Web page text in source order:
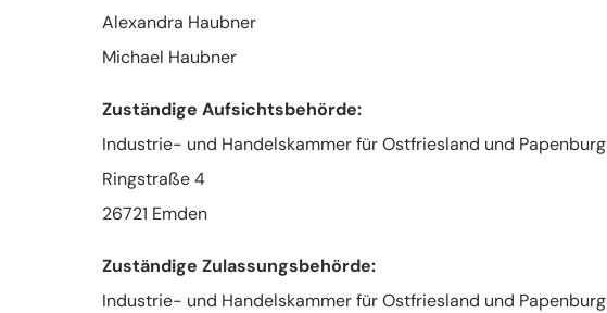
Alexandra Haubner
Michael Haubner
Zuständige Aufsichtsbehörde:
Industrie- und Handelskammer für Ostfriesland und Papenburg
Ringstraße 4
26721 Emden
Zuständige Zulassungsbehörde:
Industrie- und Handelskammer für Ostfriesland und Papenburg